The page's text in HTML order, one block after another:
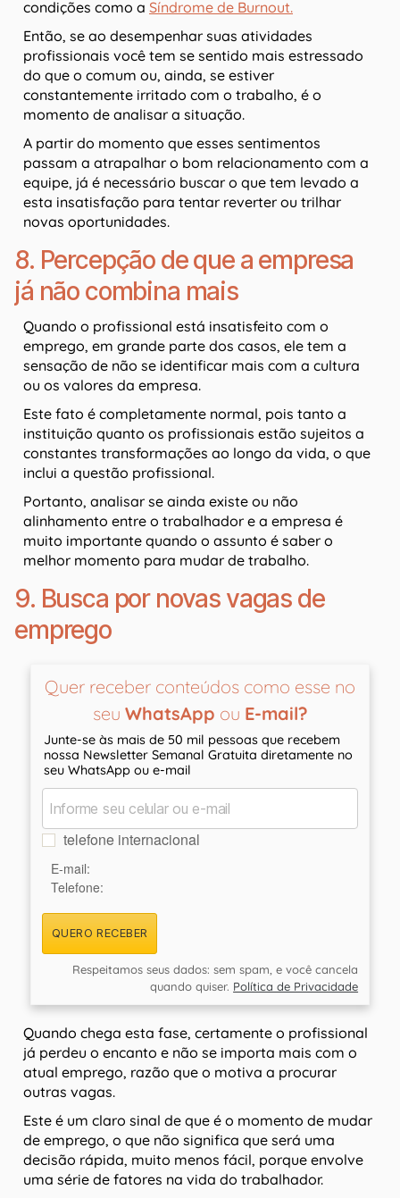
condições como a Síndrome de Burnout.
Então, se ao desempenhar suas atividades
profissionais você tem se sentido mais estressado
do que o comum ou, ainda, se estiver
constantemente irritado com o trabalho, é o
momento de analisar a situação.
A partir do momento que esses sentimentos
passam a atrapalhar o bom relacionamento com a
equipe, já é necessário buscar o que tem levado a
esta insatisfação para tentar reverter ou trilhar
novas oportunidades.
8. Percepção de que a empresa
já não combina mais
Quando o profissional está insatisfeito com o
emprego, em grande parte dos casos, ele tem a
sensação de não se identificar mais com a cultura
ou os valores da empresa.
Este fato é completamente normal, pois tanto a
instituição quanto os profissionais estão sujeitos a
constantes transformações ao longo da vida, o que
inclui a questão profissional.
Portanto, analisar se ainda existe ou não
alinhamento entre o trabalhador e a empresa é
muito importante quando o assunto é saber o
melhor momento para mudar de trabalho.
9. Busca por novas vagas de
emprego
Quer receber conteúdos como esse no
seu WhatsApp ou E-mail?
Junte-se às mais de 50 mil pessoas que recebem
nossa Newsletter Semanal Gratuita diretamente no
seu WhatsApp ou e-mail
telefone internacional
E-mail:
Telefone:
QUERO RECEBER
Respeitamos seus dados: sem spam, e você cancela
quando quiser. Política de Privacidade
Quando chega esta fase, certamente o profissional
já perdeu o encanto e não se importa mais com o
atual emprego, razão que o motiva a procurar
outras vagas.
Este é um claro sinal de que é o momento de mudar
de emprego, o que não significa que será uma
decisão rápida, muito menos fácil, porque envolve
uma série de fatores na vida do trabalhador.